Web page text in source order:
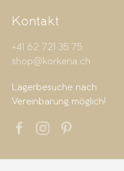
Kontakt
+41 62 721 35 75
shop@korkeria.ch
Lagerbesuche nach
Vereinbarung möglich!